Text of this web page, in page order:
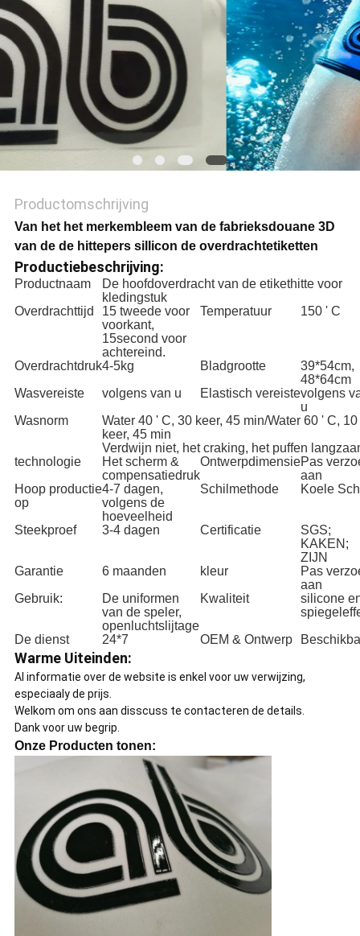
Productomschrijving
Van het het merkembleem van de fabrieksdouane 3D
van de de hittepers sillicon de overdrachtetiketten
Productiebeschrijving:
Productnaam
De hoofdoverdracht van de etikethitte voor
kledingstuk
Overdrachttijd
15 tweede voor
voorkant,
15second voor
achtereind.
Temperatuur 150 ' C
Overdrachtdruk4-5kg Bladgrootte
39*54cm,
48*64cm
Wasvereiste
volgens van u Elastisch vereistevolgens
u
Wasnorm
Water 40 ' C, 30 keer, 45 min/Water 60 ' C, 10
keer, 45 min
Verdwijn niet, het craking, het puffen
technologie
Het scherm &
compensatiedruk
OntwerpdimensiePas
aan
Hoop productie
op
4-7 dagen,
volgens de
hoeveelheid
Schilmethode Koele
Steekproef 3-4 dagen Certificatie
SGS;
KAKEN;
ZIJN
Garantie
6 maanden kleur
Pas
aan
Gebruik:
De uniformen
van de speler,
openluchtslijtage
Kwaliteit
silicone
De dienst
24*7 OEM & Ontwerp
Warme Uiteinden:
Al informatie over de website is enkel voor uw verwijzing,
especiaaly de prijs.
Welkom om ons aan disscuss te contacteren de details.
Dank voor uw begrip.
Onze Producten tonen: